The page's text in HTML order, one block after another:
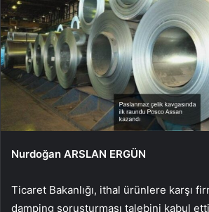
Nurdoğan ARSLAN ERGÜN
Ticaret Bakanlığı, ithal ürünlere karşı
damping soruşturması talebini kabul